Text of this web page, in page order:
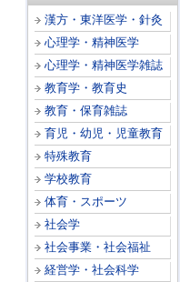
漢方・東洋医学・針灸
心理学・精神医学
心理学・精神医学雑誌
教育学・教育史
教育・保育雑誌
育児・幼児・児童教育
特殊教育
学校教育
体育・スポーツ
社会学
社会事業・社会福祉
経営学・社会科学